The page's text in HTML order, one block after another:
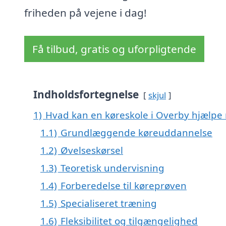
friheden på vejene i dag!
Få tilbud, gratis og uforpligtende
Indholdsfortegnelse skjul
1) Hvad kan en køreskole i Overby hjælpe
1.1) Grundlæggende køreuddannelse
1.2) Øvelseskørsel
1.3) Teoretisk undervisning
1.4) Forberedelse til køreprøven
1.5) Specialiseret træning
1.6) Fleksibilitet og tilgængelighed